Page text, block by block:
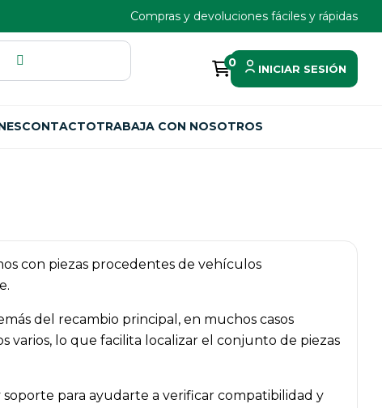
Compras y devoluciones fáciles y rápidas
0 INICIAR SESIÓN
CONTACTOTRABAJA CON NOSOTROS
con piezas procedentes de vehículos
del recambio principal, en muchos casos
varios, lo que facilita localizar el conjunto de piezas
para ayudarte a verificar compatibilidad y